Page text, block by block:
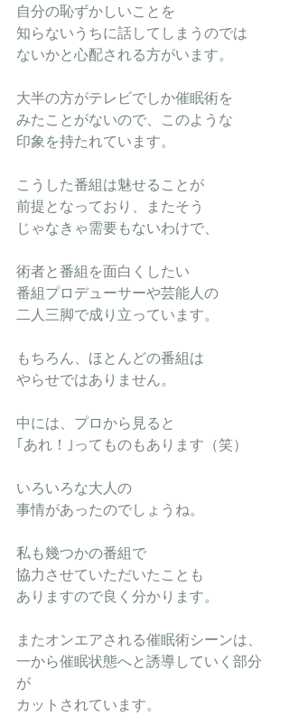
自分の恥ずかしいことを
知らないうちに話してしまうのでは
ないかと心配される方がいます。
大半の方がテレビでしか催眠術を
みたことがないので、このような
印象を持たれています。
こうした番組は魅せることが
前提となっており、またそう
じゃなきゃ需要もないわけで、
術者と番組を面白くしたい
番組プロデューサーや芸能人の
二人三脚で成り立っています。
もちろん、ほとんどの番組は
やらせではありません。
中には、プロから見ると
｢あれ！｣ってものもあります（笑）
いろいろな大人の
事情があったのでしょうね。
私も幾つかの番組で
協力させていただいたことも
ありますので良く分かります。
またオンエアされる催眠術シーンは、
一から催眠状態へと誘導していく部分
が
カットされています。